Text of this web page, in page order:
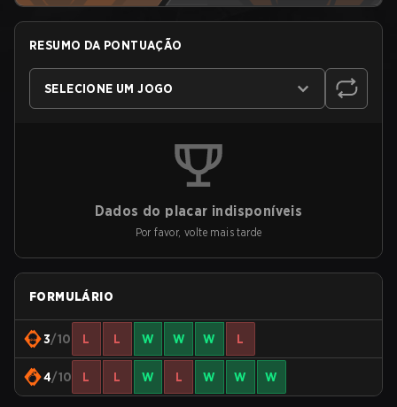
RESUMO DA PONTUAÇÃO
SELECIONE UM JOGO
Dados do placar indisponíveis
Por favor, volte mais tarde
FORMULÁRIO
3/10 L L W W W L
4/10 L L W L W W W